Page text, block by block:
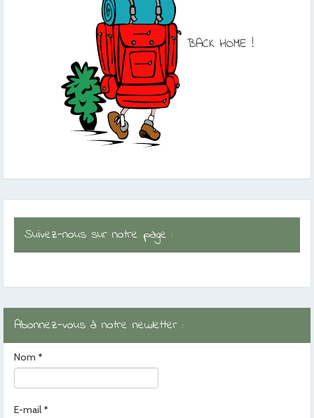
BACK HOME !
Suivez-nous sur notre page :
Abonnez-vous à notre newletter :
Nom *
E-mail *